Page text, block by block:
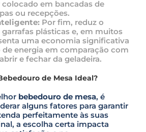
em bancadas de
ou recepções.
Por fim, reduz o
plásticas e, em muitos
uma economia significativa
energia em comparação com
e fechar da geladeira.
de Mesa Ideal?
bebedouro de mesa, é
alguns fatores para garantir
perfeitamente às suas
a escolha certa impacta